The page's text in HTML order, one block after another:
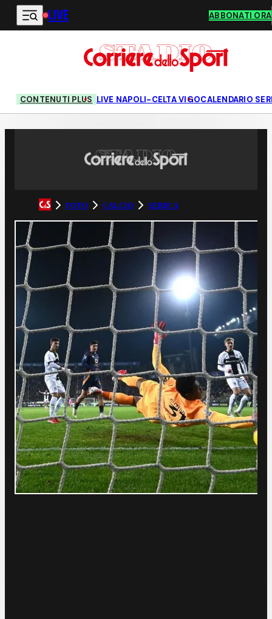
Vai al contenuto principale
LIVE ABBONATI ORA
CONTENUTI PLUS LIVE NAPOLI-CELTA VIGOCALENDARIO
FOTO CALCIO SERIE A